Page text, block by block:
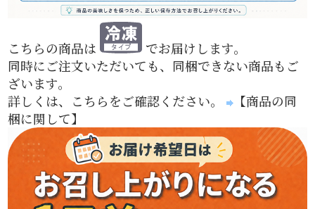
こちらの商品は
でお届けします。
同時にご注文いただいても、同梱できない商品もご
ざいます。
詳しくは、こちらをご確認ください。
【商品の同
梱に関して】